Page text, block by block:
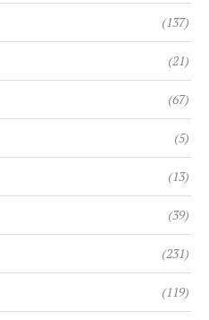
(137)
(21)
(67)
(5)
(13)
(39)
(231)
(119)